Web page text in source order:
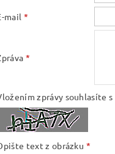
mail
zprávy souhlasíte s
text z obrázku